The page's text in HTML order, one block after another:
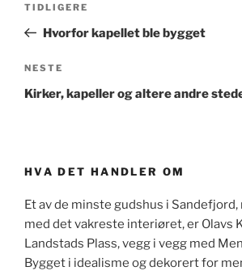
Forrige
innlegg
TIDLIGERE
Hvorfor kapellet ble bygget
Neste
innlegg
NESTE
Kirker, kapeller og altere andre
HVA DET HANDLER OM
Et av de minste gudshus i Sandefjord,
med det vakreste interiøret, er Olavs
Landstads Plass, vegg i vegg med
Bygget i idealisme og dekorert for